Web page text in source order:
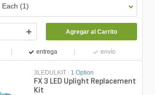
Each (1)
Agregar al Carrito
entrega envío
3LEDULKIT | 1 Option
FX 3 LED Uplight Replacement
Kit